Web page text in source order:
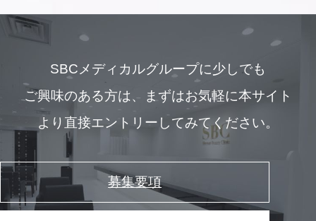
SBCメディカルグループに少しでも
ご興味のある方は、
まずはお気軽に本サイト
より直接エントリーしてみてください。
募集要項